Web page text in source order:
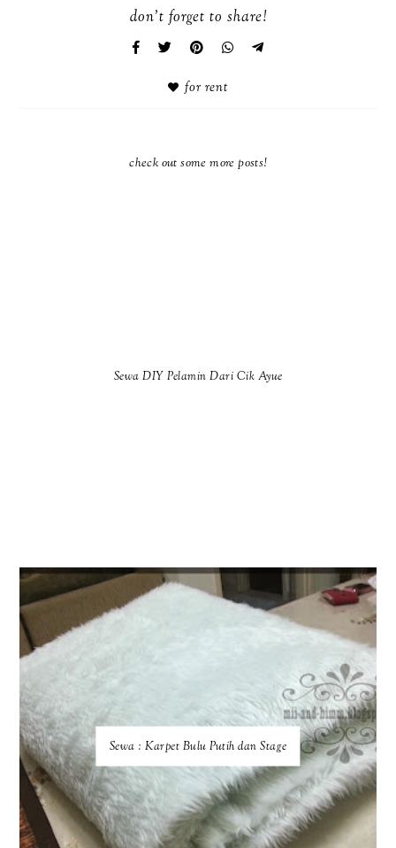
don't forget to share!
for rent
check out some more posts!
Sewa DIY Pelamin Dari Cik Ayue
Sewa : Karpet Bulu Putih dan Stage